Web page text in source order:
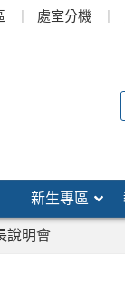
處室分機
新生專區
說明會